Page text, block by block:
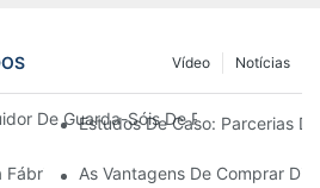
Notícias
Vídeo
De Guarda-Sóis De Praia Ideal
Estudos De Caso: Parcerias
Fábrica De Cadeiras De Descanso
As Vantagens De Comprar